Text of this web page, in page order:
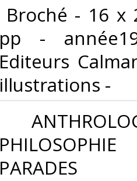
Broché - 16
pp -
Editeurs
illustrations - ‎
PHILOSOPHIE
PARADES‎